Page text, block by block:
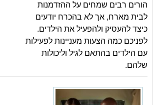
הורים רבים שמחים על ההזדמנות
לבית מארח, אך לא בהכרח יודעים
כיצד להעסיק ולהפעיל את הילדים.
לפניכם כמה הצעות מעניינות לפעילות
עם הילדים בהתאם לגיל וליכולות
שלהם.